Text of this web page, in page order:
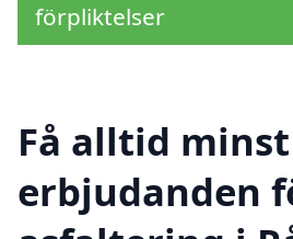
förpliktelser
Få alltid
erbjudanden